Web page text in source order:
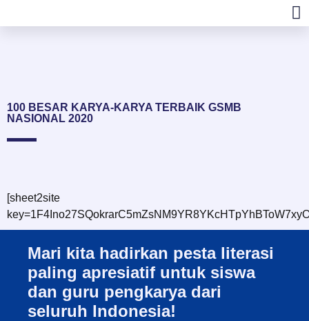
100 BESAR KARYA-KARYA TERBAIK GSMB
NASIONAL 2020
[sheet2site
Mari kita hadirkan pesta literasi
paling apresiatif untuk siswa
dan guru pengkarya dari
seluruh Indonesia!